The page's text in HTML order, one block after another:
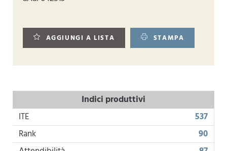
AGGIUNGI A LISTA STAMPA
Indici produttivi
ITE
537
Rank
90